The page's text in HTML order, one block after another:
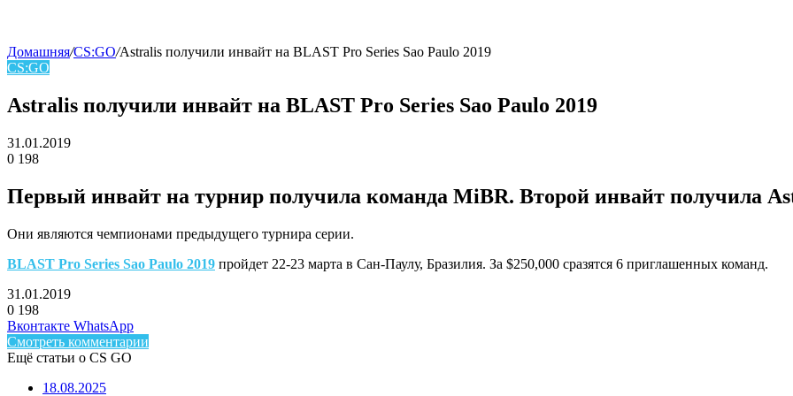
skin
Домашняя/CS:GO/Astralis получили инвайт на BLAST Pro Series Sao Paulo 2019
CS:GO
Astralis получили инвайт на BLAST Pro Series Sao Paulo 2019
31.01.2019
0 198
Первый инвайт на турнир получила команда MiBR. Второй инвайт получила
Они являются чемпионами предыдущего турнира серии.
BLAST Pro Series Sao Paulo 2019 пройдет 22-23 марта в Сан-Паулу, Бразилия. За $250,000 сразятся 6 приглашенных команд.
31.01.2019
0 198
Facebook
Twitter
LinkedIn
Вконтакте WhatsAppTelegram
Смотреть комментарии
Ещё статьи о CS GO
18.08.2025